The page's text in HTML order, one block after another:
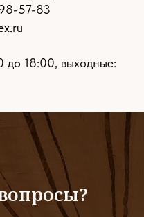
57-83
до 18:00, выходные: